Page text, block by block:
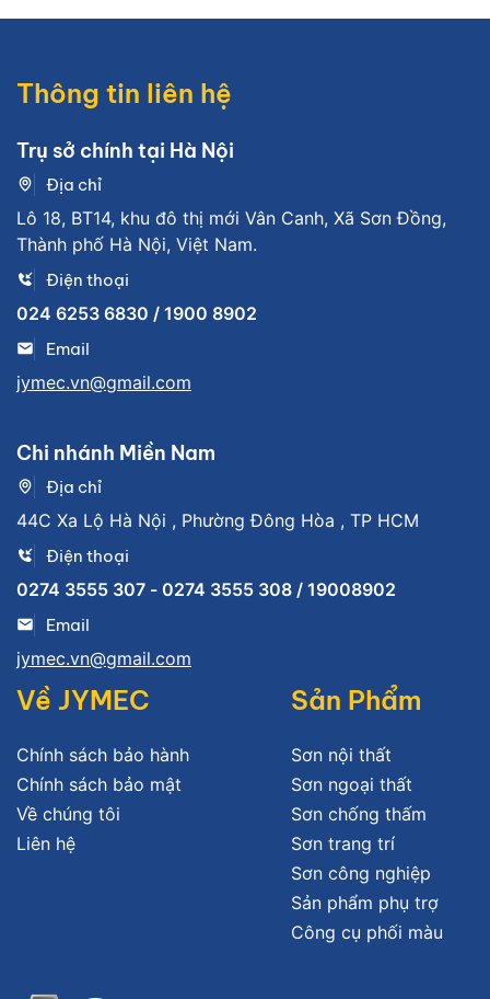
Thông tin liên hệ
Trụ sở chính tại Hà Nội
Địa chỉ
Lô 18, BT14, khu đô thị mới Vân Canh, Xã Sơn Đồng,
Thành phố Hà Nội, Việt Nam.
Điện thoại
024 6253 6830 / 1900 8902
Email
jymec.vn@gmail.com
Chi nhánh Miền Nam
Địa chỉ
44C Xa Lộ Hà Nội , Phường Đông Hòa , TP HCM
Điện thoại
0274 3555 307 - 0274 3555 308 / 19008902
Email
jymec.vn@gmail.com
Về JYMEC
Chính sách bảo hành
Chính sách bảo mật
Về chúng tôi
Liên hệ
Sản Phẩm
Sơn nội thất
Sơn ngoại thất
Sơn chống thấm
Sơn trang trí
Sơn công nghiệp
Sản phẩm phụ trợ
Công cụ phối màu